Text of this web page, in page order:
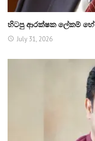
හිටපු ආරක්ෂක ලේකම්
July 31, 2026